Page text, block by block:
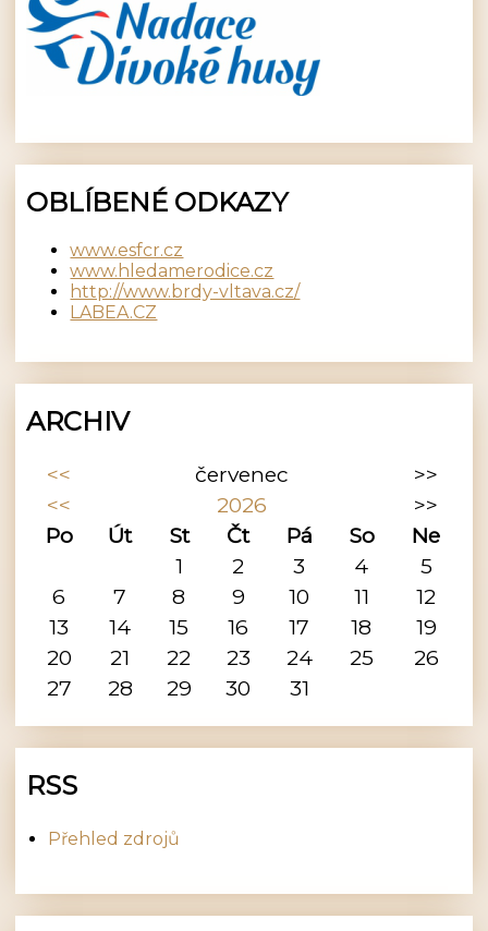
OBLÍBENÉ ODKAZY
www.esfcr.cz
www.hledamerodice.cz
http://www.brdy-vltava.cz/
LABEA.CZ
ARCHIV
<< červenec
>>
<<
2026
>>
Po
Út St Čt Pá So
Ne
1
2 3 4
5
6
7 8 9 10 11
12
13
14 15 16 17 18
19
20
21 22 23 24 25
26
27
28 29 30 31
RSS
Přehled zdrojů